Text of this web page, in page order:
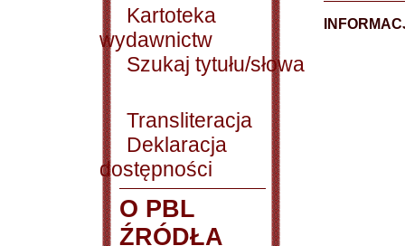
Kartoteka
wydawnictw
Szukaj tytułu/słowa
Transliteracja
Deklaracja
dostępności
O PBL
ŹRÓDŁA